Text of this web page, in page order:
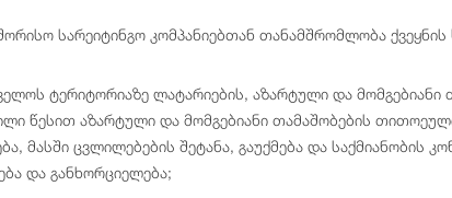
სარეიტინგო კომპანიებთან თანამშრომლობა
ტერიტორიაზე ლატარიების, აზარტული და
წესით აზარტული და მომგებიანი თამაშობების
მასში ცვლილებების შეტანა, გაუქმება და
და განხორციელება;